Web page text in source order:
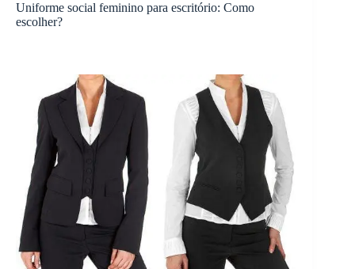
Uniforme social feminino para escritório: Como
escolher?